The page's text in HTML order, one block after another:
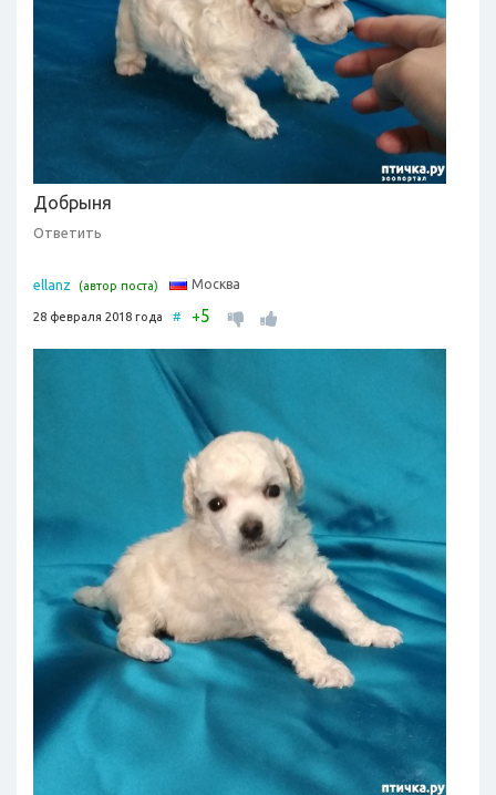
Добрыня
Ответить
ellanz (автор поста) Москва
28 февраля 2018 года # +5